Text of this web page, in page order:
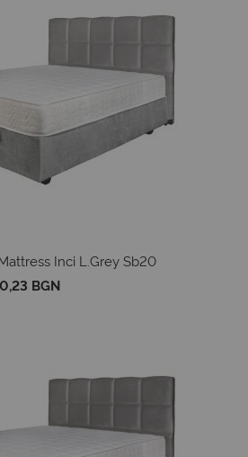
Inci L.Grey Sb20
BGN